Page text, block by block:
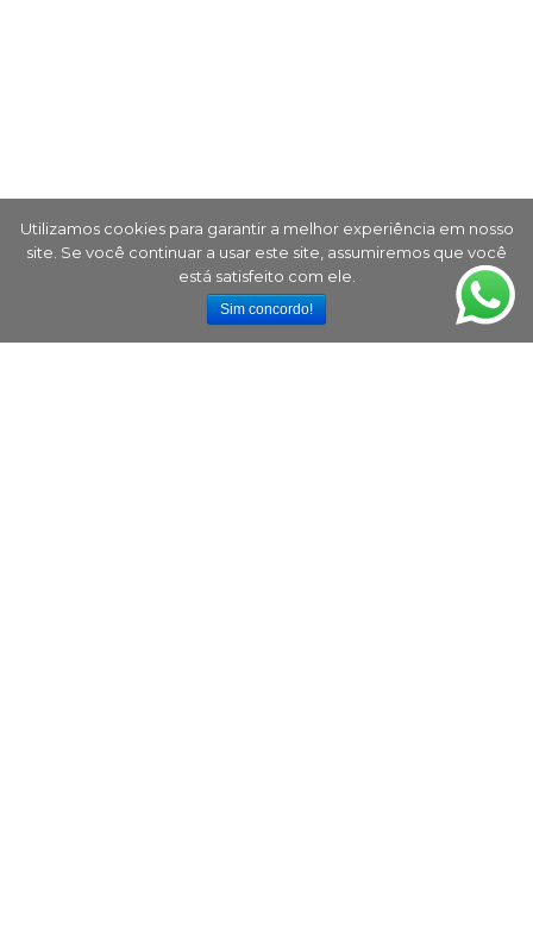
Utilizamos cookies para garantir a melhor experiência em nosso
site. Se você continuar a usar este site, assumiremos que você
está satisfeito com ele.
Sim concordo!